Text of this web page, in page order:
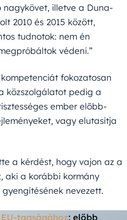
illetve a Duna-
2010 és 2015 között,
tudnotok: nem én
védeni.”
fokozatosan
közszolgálatot pedig a
ember előbb-
vagy elutasítja
a kérdést, hogy vajon az a
aki a korábbi kormány
nevezett.
tagságához: előbb